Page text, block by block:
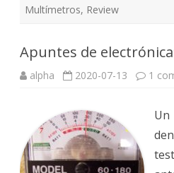
Multímetros, Review
Apuntes de
alpha 2020-07-13 1